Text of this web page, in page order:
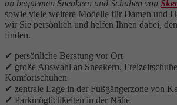
an bequemen Sneakern und Schuhen von
sowie viele weitere Modelle für Damen und
wir Sie persönlich und helfen Ihnen dabei,
finden.
✔ persönliche Beratung vor Ort
✔ große Auswahl an Sneakern,
Komfortschuhen
✔ zentrale Lage in der Fußgängerzone von
✔ Parkmöglichkeiten in der Nähe